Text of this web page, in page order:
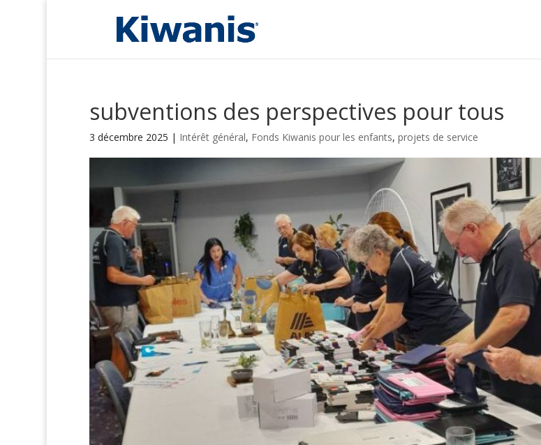
subventions des perspectives pour tous
3 décembre 2025 | Intérêt général, Fonds Kiwanis pour les enfants, projets de service